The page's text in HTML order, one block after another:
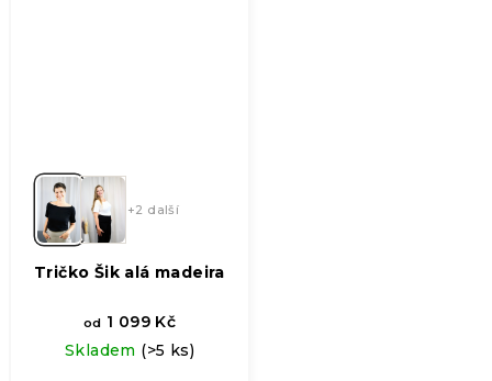
+2 další
Tričko Šik alá madeira
od 1 099 Kč
Skladem (>5 ks)